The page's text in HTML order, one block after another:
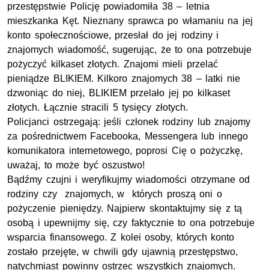
przestępstwie Policję powiadomiła 38 – letnia
mieszkanka Kęt. Nieznany sprawca po włamaniu na jej
konto społecznościowe, przesłał do jej rodziny i
znajomych wiadomość, sugerując, że to ona potrzebuje
pożyczyć kilkaset złotych. Znajomi mieli przelać
pieniądze BLIKIEM. Kilkoro znajomych 38 – latki nie
dzwoniąc do niej, BLIKIEM przelało jej po kilkaset
złotych. Łącznie stracili 5 tysięcy złotych.
Policjanci ostrzegają: jeśli członek rodziny lub znajomy
za pośrednictwem Facebooka, Messengera lub innego
komunikatora internetowego, poprosi Cię o pożyczkę,
uważaj, to może być oszustwo!
Bądźmy czujni i weryfikujmy wiadomości otrzymane od
rodziny czy znajomych, w których proszą oni o
pożyczenie pieniędzy. Najpierw skontaktujmy się z tą
osobą i upewnijmy się, czy faktycznie to ona potrzebuje
wsparcia finansowego. Z kolei osoby, których konto
zostało przejęte, w chwili gdy ujawnią przestępstwo,
natychmiast powinny ostrzec wszystkich znajomych.